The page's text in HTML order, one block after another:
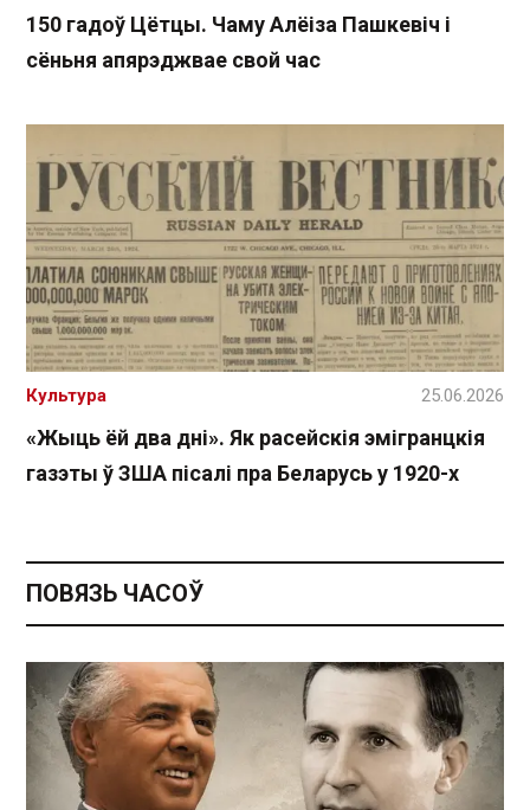
150 гадоў Цётцы. Чаму Алёіза Пашкевіч і
сёньня апярэджвае свой час
«Жыць ёй два дні». Як расейскія эмігранцкія
газэты ў ЗША пісалі пра Беларусь у 1920-х
Культура 25.06.2026
ПОВЯЗЬ ЧАСОЎ